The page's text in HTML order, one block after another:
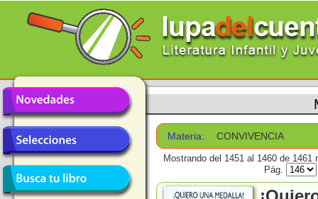
Materia: CONVIVENCIA
Mostrando del 1451 al 1460 de 1461
Pág.